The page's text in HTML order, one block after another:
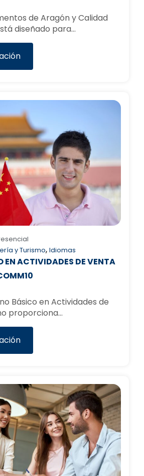
de Aragón y Calidad
diseñado para…
y Turismo, Idiomas
EN ACTIVIDADES DE VENTA
Básico en Actividades de
proporciona…